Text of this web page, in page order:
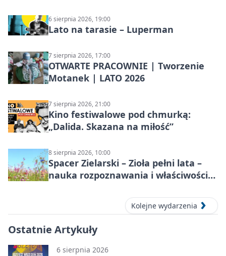
6 sierpnia 2026, 19:00
Lato na tarasie – Luperman
7 sierpnia 2026, 17:00
OTWARTE PRACOWNIE | Tworzenie
Motanek | LATO 2026
7 sierpnia 2026, 21:00
Kino festiwalowe pod chmurką:
„Dalida. Skazana na miłość”
8 sierpnia 2026, 10:00
Spacer Zielarski – Zioła pełni lata –
nauka rozpoznawania i właściwości
Kolejne wydarzenia
Ostatnie Artykuły
6 sierpnia 2026